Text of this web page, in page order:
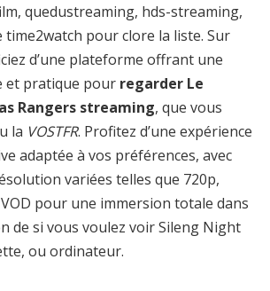
quedustreaming, hds-streaming,
time2watch pour clore la liste. Sur
d’une plateforme offrant une
et pratique pour regarder Le
Rangers streaming, que vous
la VOSTFR. Profitez d’une expérience
adaptée à vos préférences, avec
variées telles que 720p,
pour une immersion totale dans
de si vous voulez voir Sileng Night
ou ordinateur.